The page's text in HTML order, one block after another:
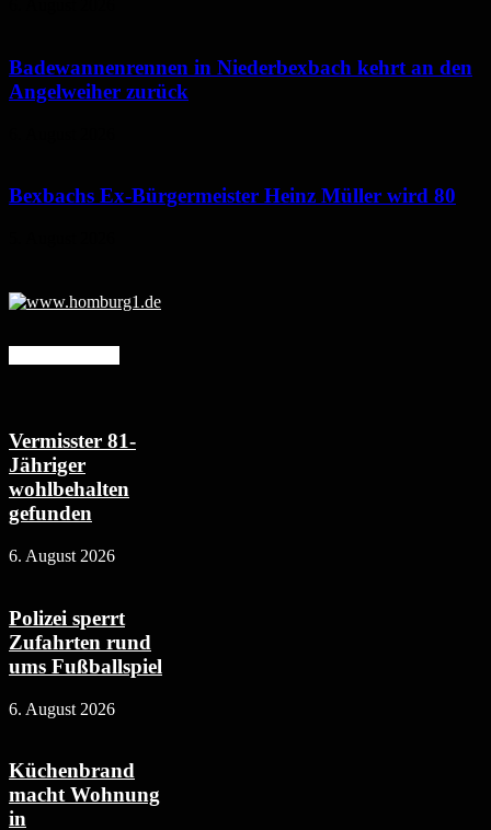
Badewannenrennen in Niederbexbach kehrt an den
Angelweiher zurück
Bexbachs Ex-Bürgermeister Heinz Müller wird 80
Vermisster 81-
Jähriger
wohlbehalten
gefunden
6. August 2026
Polizei sperrt
Zufahrten rund
ums Fußballspiel
6. August 2026
Küchenbrand
macht Wohnung
in